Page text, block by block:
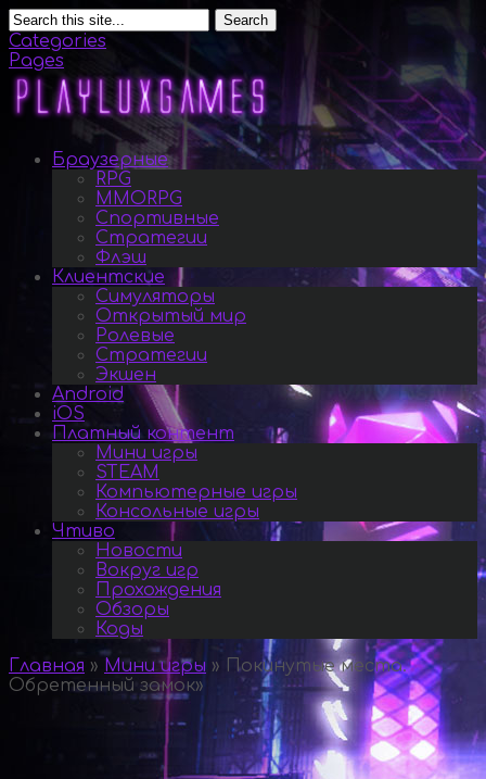
Search
Categories
Pages
Браузерные
RPG
MMORPG
Спортивные
Стратегии
Флэш
Клиентские
Симуляторы
Открытый мир
Ролевые
Стратегии
Экшен
Android
iOS
Платный контент
Мини игры
STEAM
Компьютерные игры
Консольные игры
Чтиво
Новости
Вокруг игр
Прохождения
Обзоры
Коды
Главная » Мини игры » Покинутые места.
Обретенный замок»